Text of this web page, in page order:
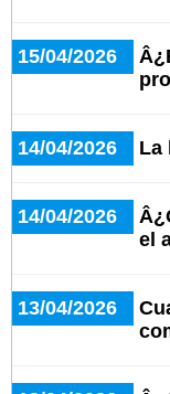
15/04/2026
14/04/2026 La
14/04/2026
el
13/04/2026